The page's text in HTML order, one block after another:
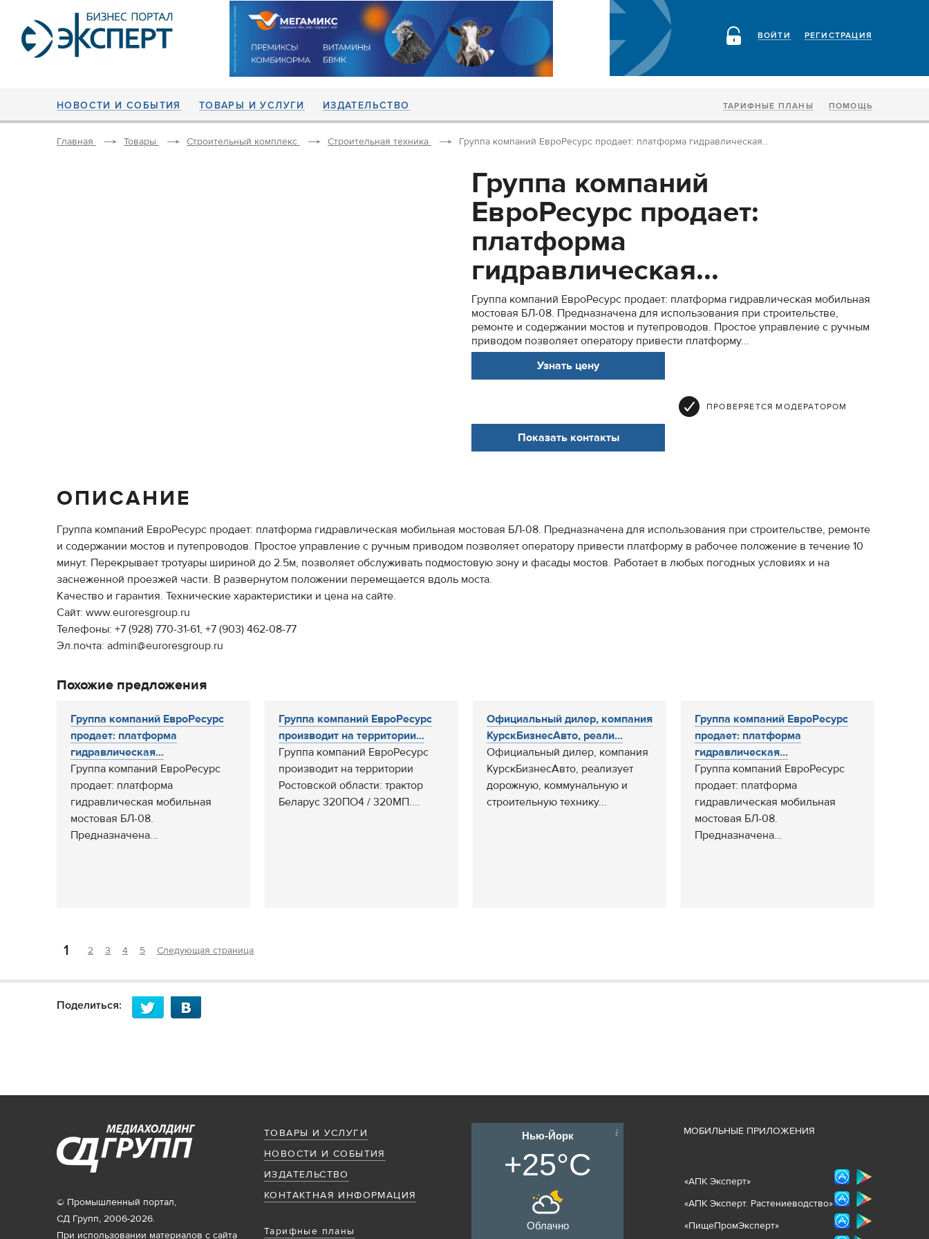
РЕГИСТРАЦИЯ
ВОЙТИ
НОВОСТИ И СОБЫТИЯ ТОВАРЫ И УСЛУГИ ИЗДАТЕЛЬСТВО ТАРИФНЫЕ ПЛАНЫ ПОМОЩЬ
Главная Товары Строительный комплекс Строительная техника Группа компаний ЕвроРесурс продает: платформа гидравлическая...
Группа компаний
ЕвроРесурс продает:
платформа
гидравлическая...
Группа компаний ЕвроРесурс продает: платформа гидравлическая мобильная
мостовая БЛ-08. Предназначена для использования при строительстве,
ремонте и содержании мостов и путепроводов. Простое управление с ручным
приводом позволяет оператору привести платформу...
Узнать цену
ПРОВЕРЯЕТСЯ МОДЕРАТОРОМ
Показать контакты
ОПИСАНИЕ
Группа компаний ЕвроРесурс продает: платформа гидравлическая мобильная мостовая БЛ-08. Предназначена для использования при строительстве, ремонте
и содержании мостов и путепроводов. Простое управление с ручным приводом позволяет оператору привести платформу в рабочее положение в течение 10
минут. Перекрывает тротуары шириной до 2.5м, позволяет обслуживать подмостовую зону и фасады мостов. Работает в любых погодных условиях и на
заснеженной проезжей части. В развернутом положении перемещается вдоль моста.
Качество и гарантия. Технические характеристики и цена на сайте.
Сайт: www.euroresgroup.ru
Телефоны: +7 (928) 770-31-61, +7 (903) 462-08-77
Эл.почта: admin@euroresgroup.ru
Похожие предложения
Группа компаний ЕвроРесурс
продает: платформа
гидравлическая...
Группа компаний ЕвроРесурс
продает: платформа
гидравлическая мобильная
мостовая БЛ-08.
Предназначена...
Группа компаний ЕвроРесурс
производит на территории...
Группа компаний ЕвроРесурс
производит на территории
Ростовской области: трактор
Беларус 320ПО4 / 320МП....
Официальный дилер, компания
КурскБизнесАвто, реали...
Официальный дилер, компания
КурскБизнесАвто, реализует
дорожную, коммунальную и
строительную технику...
Группа компаний ЕвроРесурс
продает: платформа
гидравлическая...
Группа компаний ЕвроРесурс
продает: платформа
гидравлическая мобильная
мостовая БЛ-08.
Предназначена...
1 2 3 4 5 Следующая страница
Поделиться:
ТОВАРЫ И УСЛУГИ
НОВОСТИ И СОБЫТИЯ
ИЗДАТЕЛЬСТВО
КОНТАКТНАЯ ИНФОРМАЦИЯ
Тарифные планы
© Промышленный портал,
СД Групп, 2006-2026.
При использовании материалов с сайта
Нью-Йорк
+25°C
Облачно
МОБИЛЬНЫЕ ПРИЛОЖЕНИЯ
«АПК Эксперт»
«АПК Эксперт. Растениеводство»
«ПищеПромЭксперт»